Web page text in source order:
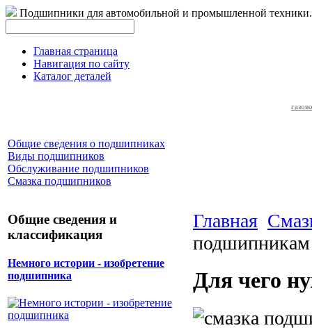
Подшипники для автомобильной и промышленной техники.
Главная страница
Навигация по сайту
Каталог деталей
Общие сведения о подшипниках
Виды подшипников
Обслуживание подшипников
Смазка подшипников
Общие сведения и
классификация
Немного истории - изобретение
подшипника
Главная
подшипникам
Для чего